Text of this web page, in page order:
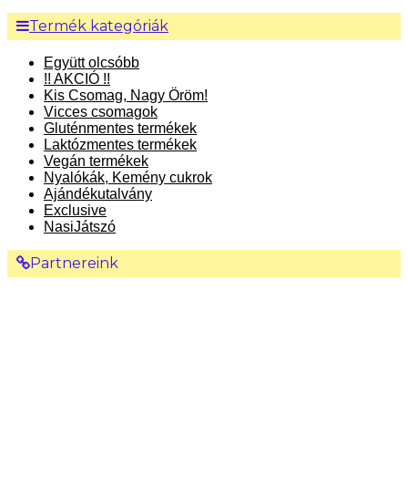
Termék kategóriák
Együtt olcsóbb
!! AKCIÓ !!
Kis Csomag, Nagy Öröm!
Vicces csomagok
Gluténmentes termékek
Laktózmentes termékek
Vegán termékek
Nyalókák, Kemény cukrok
Ajándékutalvány
Exclusive
NasiJátszó
Partnereink